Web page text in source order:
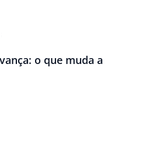
o que muda a